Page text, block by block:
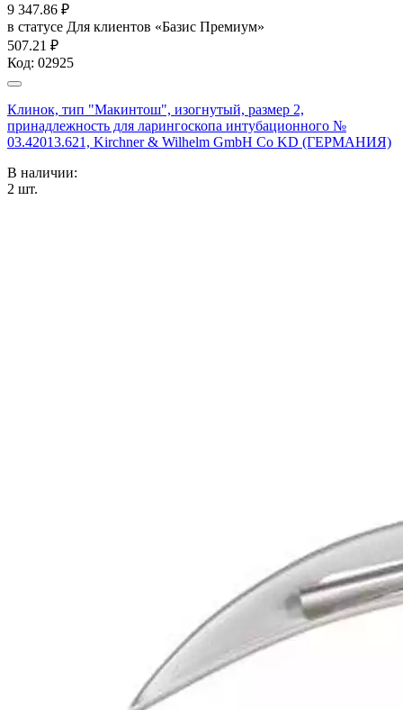
9 347.86 ₽
в статусе Для клиентов «Базис Премиум»
507.21 ₽
Код: 02925
Клинок, тип "Макинтош", изогнутый, размер 2,
принадлежность для ларингоскопа интубационного №
03.42013.621, Kirchner & Wilhelm GmbH Co KD (ГЕРМАНИЯ)
В наличии:
2 шт.